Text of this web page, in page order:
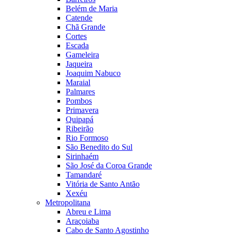
Belém de Maria
Catende
Chã Grande
Cortes
Escada
Gameleira
Jaqueira
Joaquim Nabuco
Maraial
Palmares
Pombos
Primavera
Quipapá
Ribeirão
Rio Formoso
São Benedito do Sul
Sirinhaém
São José da Coroa Grande
Tamandaré
Vitória de Santo Antão
Xexéu
Metropolitana
Abreu e Lima
Araçoiaba
Cabo de Santo Agostinho